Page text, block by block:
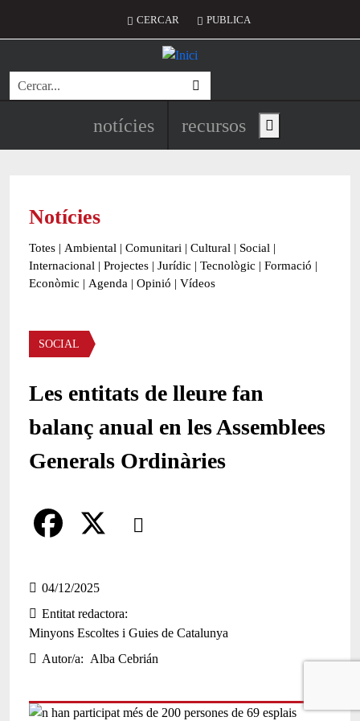
Menú del compte d'usuari
CERCAR PUBLICA
Cerca
Navegació principal de
notícies recursos Show main menu
Notícies
Totes | Ambiental | Comunitari | Cultural | Social |
Internacional | Projectes | Jurídic | Tecnològic | Formació |
Econòmic | Agenda | Opinió | Vídeos
Àmbit de la notícia
SOCIAL
Les entitats de lleure fan
balanç anual en les Assemblees
Generals Ordinàries
Comparteix
a
c
o
04/12/2025
Entitat redactora
Minyons Escoltes i Guies de Catalunya
Autor/a
Alba Cebrián